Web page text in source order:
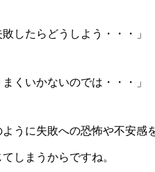
敗したらどうしよう・・・」
まくいかないのでは・・・」
ように失敗への恐怖や不安感
しまうからですね。